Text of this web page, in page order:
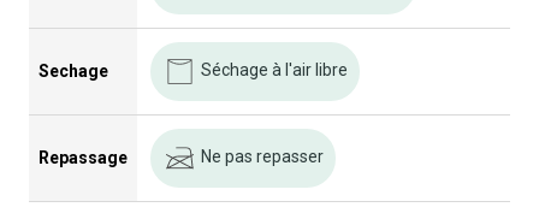
Sechage Séchage à l'air libre
Repassage Ne pas repasser